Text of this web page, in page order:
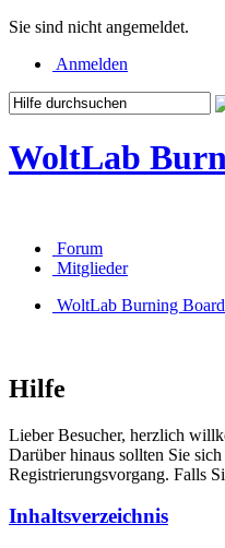
Sie sind nicht angemeldet.
Anmelden
WoltLab
Forum
Mitglieder
WoltLab Burning Board
Hilfe
Lieber Besucher, herzlich
Darüber hinaus sollten Sie
Registrierungsvorgang. Falls
Inhaltsverzeichnis